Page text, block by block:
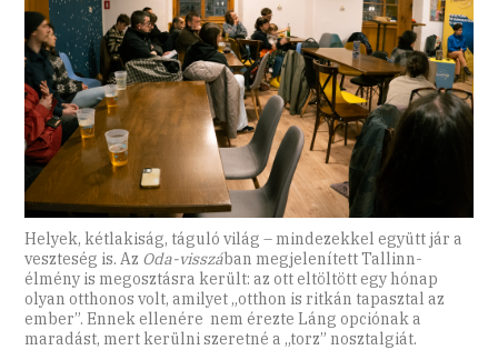
Helyek, kétlakiság, táguló világ – mindezekkel együtt jár a
veszteség is. Az Oda-visszában megjelenített Tallinn-
élmény is megosztásra került: az ott eltöltött egy hónap
olyan otthonos volt, amilyet „otthon is ritkán tapasztal az
ember”. Ennek ellenére nem érezte Láng opciónak a
maradást, mert kerülni szeretné a „torz” nosztalgiát.